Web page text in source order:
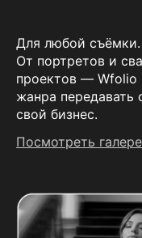
Для любой
От портретов и
проектов — Wfolio
жанра передавать
свой бизнес.
Посмотреть